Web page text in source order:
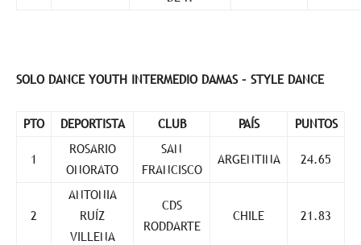
SOLO DANCE YOUTH INTERMEDIO DAMAS – STYLE DANCE
PTO DEPORTISTA CLUB PAÍS PUNTOS
1
ROSARIO
ONORATO
SAN
FRANCISCO
ARGENTINA 24.65
2
ANTONIA
RUÍZ
VILLENA
CDS
RODDARTE
CHILE 21.83